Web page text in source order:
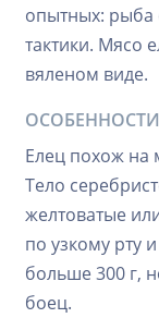
опытных: рыба
тактики. Мясо
вяленом виде.
Елец похож на
Тело
желтоватые
по узкому рту
больше 300 г,
боец.